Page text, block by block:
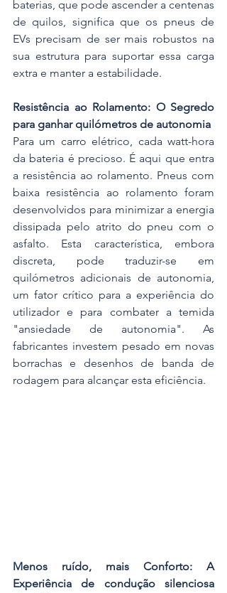
baterias, que pode ascender a centenas
de quilos, significa que os pneus de
EVs precisam de ser mais robustos na
sua estrutura para suportar essa carga
extra e manter a estabilidade.
Resistência ao Rolamento: O Segredo
para ganhar quilómetros de autonomia
Para um carro elétrico, cada watt-hora
da bateria é precioso. É aqui que entra
a resistência ao rolamento. Pneus com
baixa resistência ao rolamento foram
desenvolvidos para minimizar a energia
dissipada pelo atrito do pneu com o
asfalto. Esta característica, embora
discreta, pode traduzir-se em
quilómetros adicionais de autonomia,
um fator crítico para a experiência do
utilizador e para combater a temida
"ansiedade de autonomia". As
fabricantes investem pesado em novas
borrachas e desenhos de banda de
rodagem para alcançar esta eficiência.
Menos ruído, mais Conforto: A
Experiência de condução silenciosa